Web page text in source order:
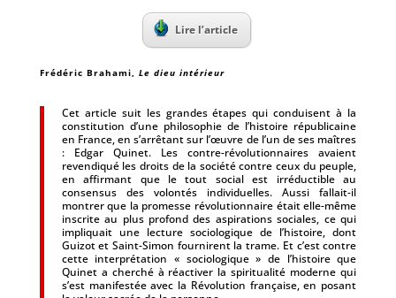
Lire l’article
Frédéric Brahami, Le dieu intérieur
Cet article suit les grandes étapes qui conduisent à la
constitution d’une philosophie de l’histoire républicaine
en France, en s’arrêtant sur l’œuvre de l’un de ses maîtres
: Edgar Quinet. Les contre-révolutionnaires avaient
revendiqué les droits de la société contre ceux du peuple,
en affirmant que le tout social est irréductible au
consensus des volontés individuelles. Aussi fallait-il
montrer que la promesse révolutionnaire était elle-même
inscrite au plus profond des aspirations sociales, ce qui
impliquait une lecture sociologique de l’histoire, dont
Guizot et Saint-Simon fournirent la trame. Et c’est contre
cette interprétation « sociologique » de l’histoire que
Quinet a cherché à réactiver la spiritualité moderne qui
s’est manifestée avec la Révolution française, en posant